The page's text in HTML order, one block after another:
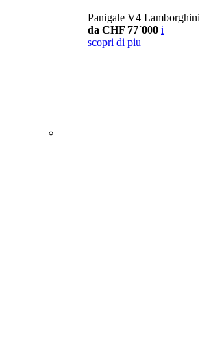
Panigale V4 Lamborghini
da CHF 77´000 i
scopri di piu